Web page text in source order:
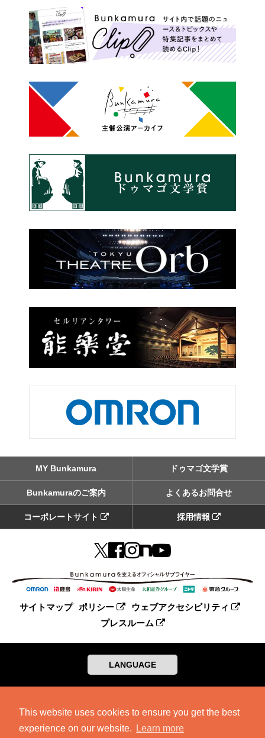
This website uses cookies to ensure you get the best
experience on our website.
Learn more
MY Bunkamura ドゥマゴ文学賞
Bunkamuraのご案内 よくあるお問合せ
コーポレートサイト 採用情報
サイトマップ ポリシー
ウェブアクセシビリティ
プレスルーム
LANGUAGE